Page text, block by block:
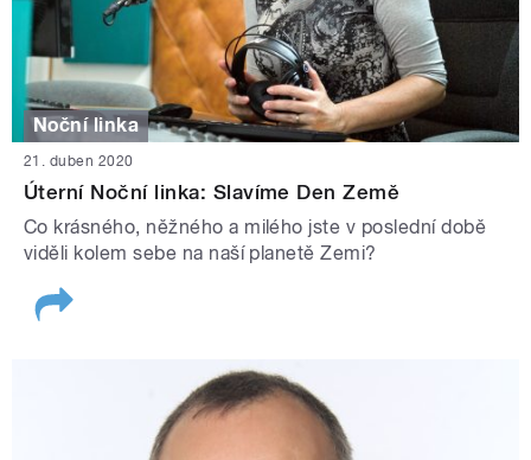
Noční linka
21. duben 2020
Úterní Noční linka: Slavíme Den Země
Co krásného, něžného a milého jste v poslední době
viděli kolem sebe na naší planetě Zemi?